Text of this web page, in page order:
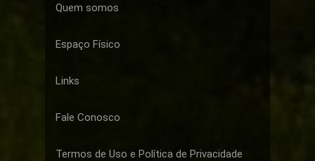
Quem somos
Espaço Físico
Links
Fale Conosco
Termos de Uso e Política de Privacidade